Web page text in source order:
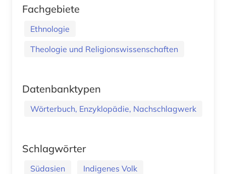
Fachgebiete
Ethnologie
Theologie und Religionswissenschaften
Datenbanktypen
Wörterbuch, Enzyklopädie, Nachschlagwerk
Schlagwörter
Südasien
Indigenes Volk